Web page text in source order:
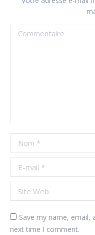
Commentaire
Nom *
E-mail *
Site Web
Save my name, email,
next time I comment.